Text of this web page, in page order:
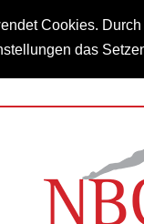
Cookies.
das